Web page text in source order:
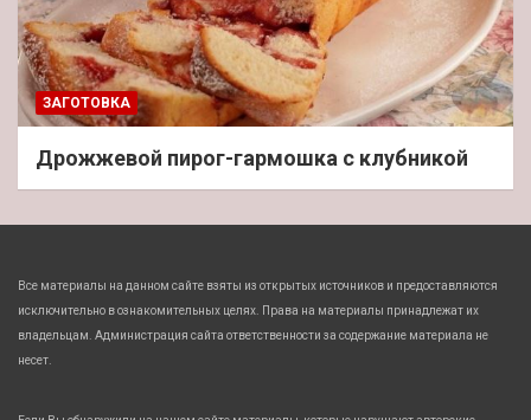
ЗАГОТОВКА
Дрожжевой пирог-гармошка с клубникой
Все материалы на данном сайте взяты из открытых источников и предоставляются
исключительно в ознакомительных целях. Права на материалы принадлежат их
владельцам. Администрация сайта ответственности за содержание материала не
несет.